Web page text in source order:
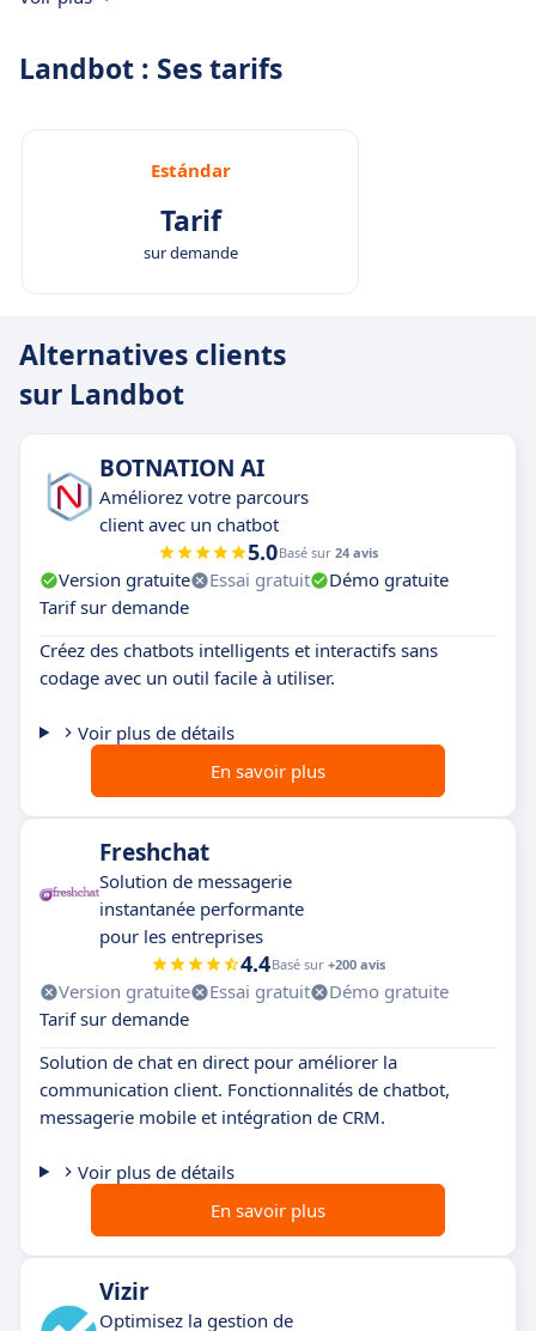
Landbot : Ses tarifs
Estándar
Tarif
sur demande
Alternatives clients
sur Landbot
BOTNATION AI
Améliorez votre parcours
client avec un chatbot
5.0Basé sur 24 avis
Version gratuite Essai gratuit
Démo gratuite
Tarif sur demande
Créez des chatbots intelligents et interactifs sans
codage avec un outil facile à utiliser.
Voir plus de détails
En savoir plus
Freshchat
Solution de messagerie
instantanée performante
pour les entreprises
4.4Basé sur +200 avis
Version gratuite Essai gratuit
Démo gratuite
Tarif sur demande
Solution de chat en direct pour améliorer la
communication client. Fonctionnalités de chatbot,
messagerie mobile et intégration de CRM.
Voir plus de détails
En savoir plus
Vizir
Optimisez la gestion de